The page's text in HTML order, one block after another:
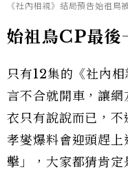
《社內相親》結局預告始祖
始祖鳥CP最後
只有12集的《社內
言不合就開車，讓
衣只有說說而已，
孝燮爆料會迎頭趕
擊」，大家都猜肯